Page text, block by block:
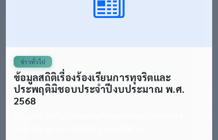
ข่าวทั่วไป
ข้อมูลสถิติเรื่องร้องเรียนการทุจริตและ
ประพฤติมิชอบประจำปีงบประมาณ พ.ศ.
2568